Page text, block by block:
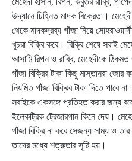
উদ্যানে চিহ্নিত মাদক বিক্রেতা।
থেকে মাদকদ্রব্য গাঁজা নিয়ে
খুচরা বিক্রি করে। বিক্রি শেষে সবাই
আসামি রিপন ও রাব্বি, মেহেদীকে ঠিকমত
গাঁজা বিক্রির টাকা কিছু মাস্তানরা জোর
নিয়মিত গাঁজা বিক্রির টাকা দিতে পারে
সবাইকে একসঙ্গে প্রতিহত করার জন্য
ইলেকট্রিক ট্রেজারগান কিনে দেয়।
গাঁজা বিক্রি না করে সেজন্য সাম্য ও
তাদের মধ্যে শত্রুতার সৃষ্টি হয়।